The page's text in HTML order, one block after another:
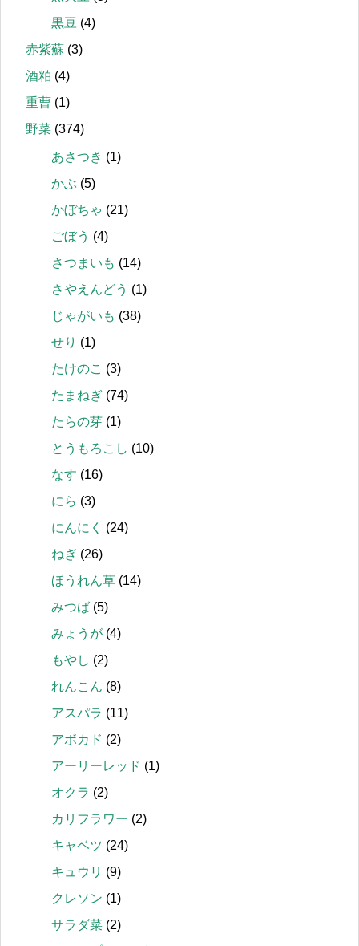
黒豆 (4)
赤紫蘇 (3)
酒粕 (4)
重曹 (1)
野菜 (374)
あさつき (1)
かぶ (5)
かぼちゃ (21)
ごぼう (4)
さつまいも (14)
さやえんどう (1)
じゃがいも (38)
せり (1)
たけのこ (3)
たまねぎ (74)
たらの芽 (1)
とうもろこし (10)
なす (16)
にら (3)
にんにく
(24)
ねぎ (26)
ほうれん草 (14)
みつば (5)
みょうが (4)
もやし (2)
れんこん (8)
アスパラ (11)
アボカド (2)
アーリーレッド (1)
オクラ (2)
カリフラワー (2)
キャベツ (24)
キュウリ (9)
クレソン (1)
サラダ菜 (2)